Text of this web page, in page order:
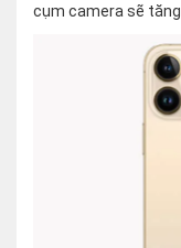
cụm camera sẽ tăng